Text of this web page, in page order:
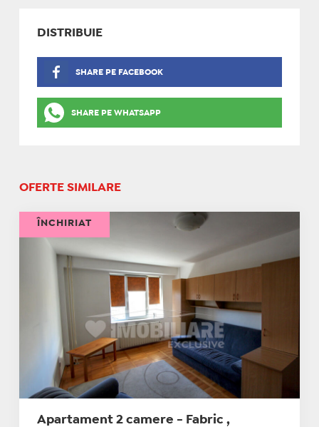
DISTRIBUIE
SHARE PE FACEBOOK
SHARE PE WHATSAPP
OFERTE SIMILARE
Apartament 2 camere - Fabric ,
ÎNCHIRIAT